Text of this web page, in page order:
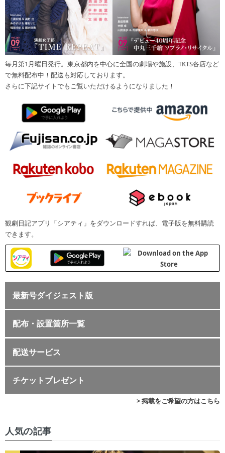
毎月第1月曜日発行。東京都内を中心に全国の劇場や施設、TKTS各店など
で無料配布中！配送も対応しております。
さらに下記サイトでもご覧いただけるようになりました！
観劇日記アプリ「シアティ」をダウンロードすれば、電子版を無料購読
できます。
最新号ダイジェスト版
配布・設置箇所一覧
配送サービス
チケットプレゼント
> 掲載をご希望の方はこちら
人気の記事